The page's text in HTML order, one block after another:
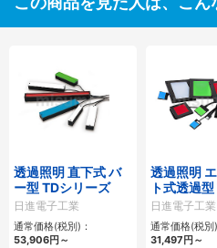
透過照明 直下式 バ
ー型 TDシリーズ
日進電子工業
通常価格(税別)：
53,906円 ～
透過照明
ト式透過
ーズ
日進電子工業
通常価格(税別)
31,497 円 ～